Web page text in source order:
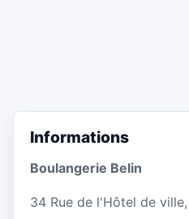
Informations
Boulangerie Belin
34 Rue de l'Hôtel de